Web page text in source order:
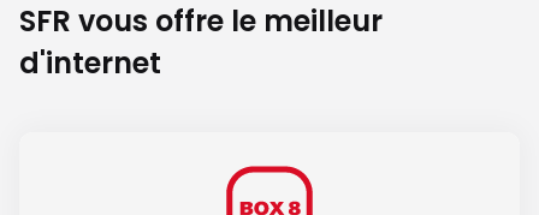
SFR vous offre le meilleur
d'internet